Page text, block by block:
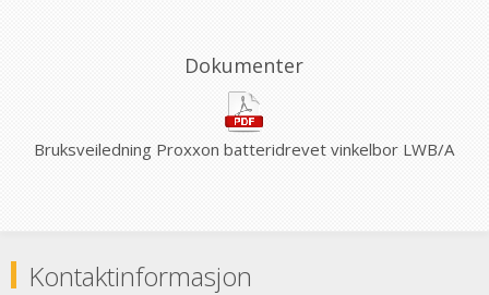
Dokumenter
Bruksveiledning Proxxon batteridrevet vinkelbor LWB/A
Kontaktinformasjon